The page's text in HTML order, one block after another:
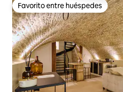
Favorito entre huéspedes
Favorito entre huéspedes